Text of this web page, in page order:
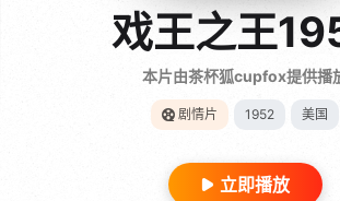
戏王之王
本片由茶杯狐cupfox提供播
剧情片 1952 美国
立即播放